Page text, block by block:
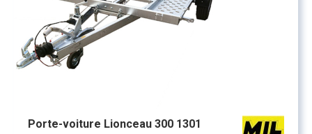
Porte-voiture Lionceau 300 1301